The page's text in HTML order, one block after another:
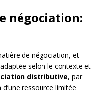
négociation:
de négociation, et
selon le contexte et
distributive, par
ressource limitée